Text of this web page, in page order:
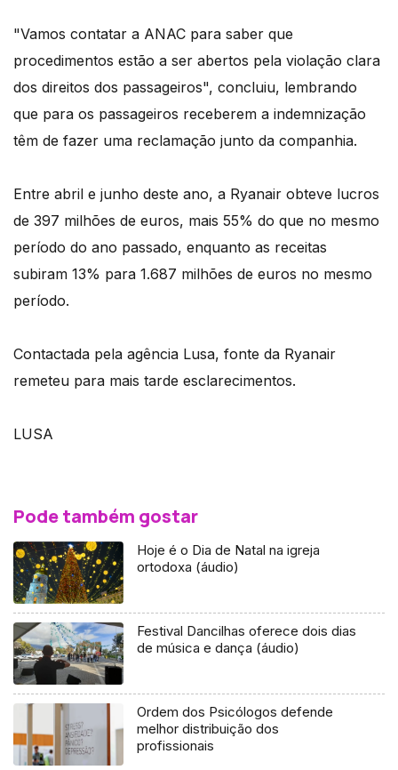
"Vamos contatar a ANAC para saber que
procedimentos estão a ser abertos pela violação clara
dos direitos dos passageiros", concluiu, lembrando
que para os passageiros receberem a indemnização
têm de fazer uma reclamação junto da companhia.
Entre abril e junho deste ano, a Ryanair obteve lucros
de 397 milhões de euros, mais 55% do que no mesmo
período do ano passado, enquanto as receitas
subiram 13% para 1.687 milhões de euros no mesmo
período.
Contactada pela agência Lusa, fonte da Ryanair
remeteu para mais tarde esclarecimentos.
LUSA
Pode também gostar
Hoje é o Dia de Natal na igreja
ortodoxa (áudio)
Festival Dancilhas oferece dois dias
de música e dança (áudio)
Ordem dos Psicólogos defende
melhor distribuição dos
profissionais